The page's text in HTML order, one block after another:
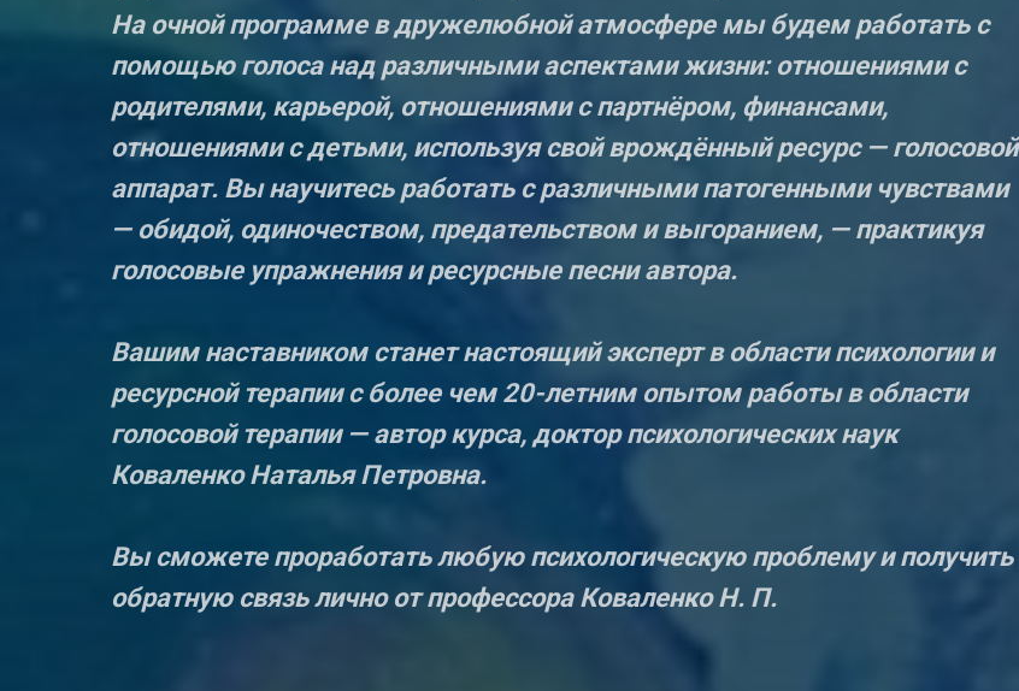
На очной программе в дружелюбной атмосфере мы будем работать с
помощью голоса над различными аспектами жизни: отношениями с
родителями, карьерой, отношениями с партнёром, финансами,
отношениями с детьми, используя свой врождённый ресурс — голосовой
аппарат. Вы научитесь работать с различными патогенными чувствами
— обидой, одиночеством, предательством и выгоранием, — практикуя
голосовые упражнения и ресурсные песни автора.
Вашим наставником станет настоящий эксперт в области психологии и
ресурсной терапии с более чем 20-летним опытом работы в области
голосовой терапии — автор курса, доктор психологических наук
Коваленко Наталья Петровна.
Вы сможете проработать любую психологическую проблему и получить
обратную связь лично от профессора Коваленко Н. П.